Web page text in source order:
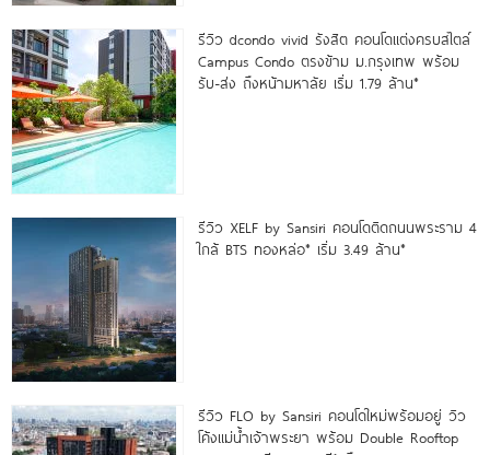
รีวิว dcondo vivid รังสิต คอนโดแต่งครบสไตล์
Campus Condo ตรงข้าม ม.กรุงเทพ พร้อม
รับ-ส่ง ถึงหน้ามหาลัย เริ่ม 1.79 ล้าน*
รีวิว XELF by Sansiri คอนโดติดถนนพระราม 4
ใกล้ BTS ทองหล่อ* เริ่ม 3.49 ล้าน*
รีวิว FLO by Sansiri คอนโดใหม่พร้อมอยู่ วิว
โค้งแม่น้ำเจ้าพระยา พร้อม Double Rooftop